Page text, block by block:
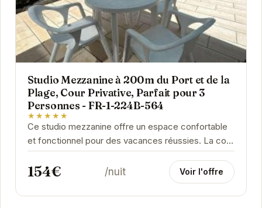
Studio Mezzanine à 200m du Port et de la
Plage, Cour Privative, Parfait pour 3
Personnes - FR-1-224B-564
★★★★★
Ce studio mezzanine offre un espace confortable
et fonctionnel pour des vacances réussies. La cour
privative est un véritable atout, idéale pour...
154€ /nuit Voir l'offre